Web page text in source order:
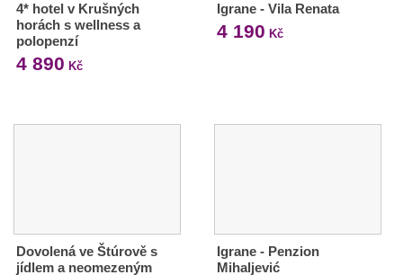
4* hotel v Krušných
horách s wellness a
polopenzí
4 890 Kč
Igrane - Vila Renata
4 190 Kč
Dovolená ve Štúrově s
jídlem a neomezeným
Igrane - Penzion
Mihaljević